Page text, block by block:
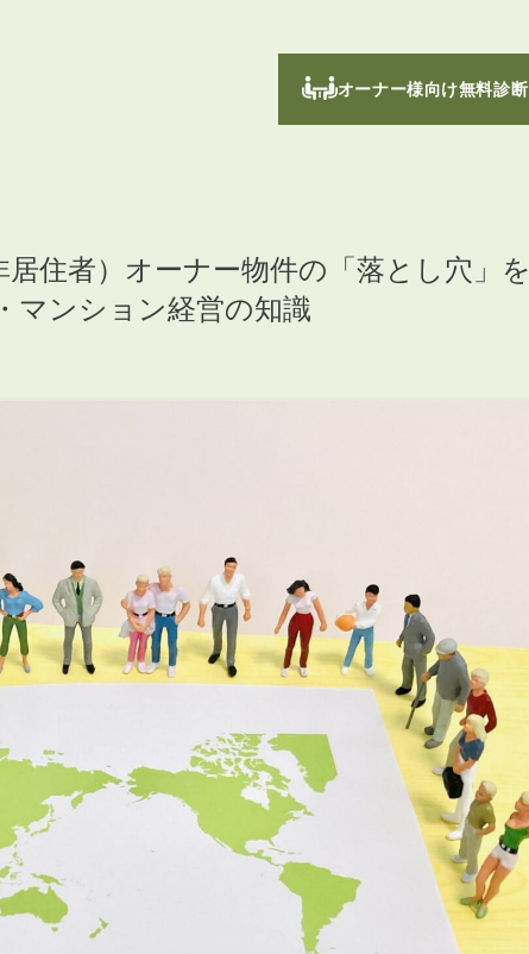
オーナー様向け無料診断
居住者）オーナー物件の「落とし穴」を
マンション経営の知識